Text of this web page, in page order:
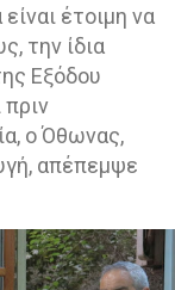
έτοιμη να
την ίδια
Εξόδου
ο Όθωνας,
απέπεμψε